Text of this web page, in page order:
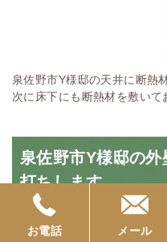
泉佐野市Y様邸の天井に断熱
次に床下にも断熱材を敷いて
泉佐野市Y様邸の
打ちします
お電話 メール